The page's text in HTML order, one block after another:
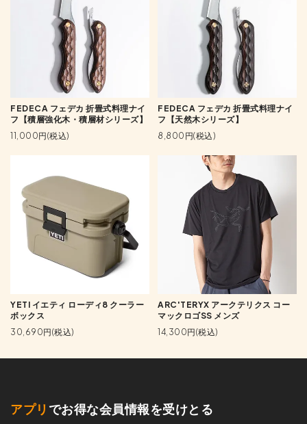
FEDECA フェデカ 折畳式料理ナイ
フ【積層強化木・積層材シリーズ】
11,000円(税込)
FEDECA フェデカ 折畳式料理ナイ
フ【天然木シリーズ】
8,800円(税込)
YETI イエティ ローディ8 クーラー
ボックス
30,690円(税込)
ARC'TERYX アークテリクス コー
マックロゴSS メンズ
14,300円(税込)
アプリ でお得な会員情報を受けとる